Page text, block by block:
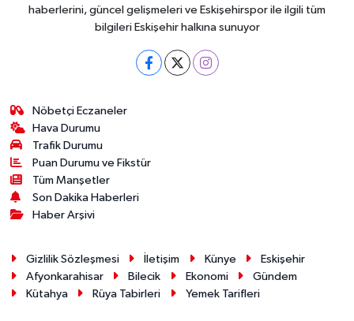
haberlerini, güncel gelişmeleri ve Eskişehirspor ile ilgili tüm
bilgileri Eskişehir halkına sunuyor
Nöbetçi Eczaneler
Hava Durumu
Trafik Durumu
Puan Durumu ve Fikstür
Tüm Manşetler
Son Dakika Haberleri
Haber Arşivi
Gizlilik Sözleşmesi İletişim Künye
Eskişehir
Afyonkarahisar
Bilecik Ekonomi
Gündem
Kütahya
Rüya Tabirleri Yemek Tarifleri